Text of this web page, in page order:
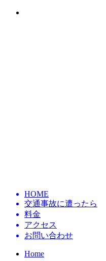
HOME
交通事故に遭ったら
料金
アクセス
お問い合わせ
Home